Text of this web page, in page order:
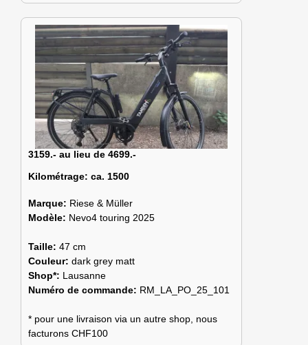
3159.- au lieu de 4699.-
Kilométrage: ca. 1500
Marque: Riese & Müller
Modèle: Nevo4 touring 2025
Taille: 47 cm
Couleur: dark grey matt
Shop*: Lausanne
Numéro de commande: RM_LA_PO_25_101
* pour une livraison via un autre shop, nous
facturons CHF100